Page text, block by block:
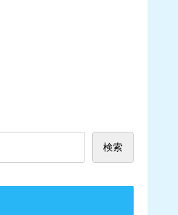
検索